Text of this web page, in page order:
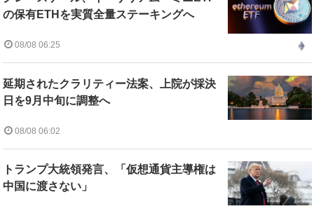
の保有ETHを実質全量ステーキングへ
08/08 06:25
延期されたクラリティー法案、上院が採決
日を9月中旬に調整へ
08/08 06:02
トランプ大統領発言、「仮想通貨主導権は
中国に渡さない」